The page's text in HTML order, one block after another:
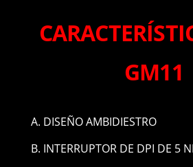
GM11
DISEÑO AMBIDIESTRO
INTERRUPTOR DE DPI DE 5